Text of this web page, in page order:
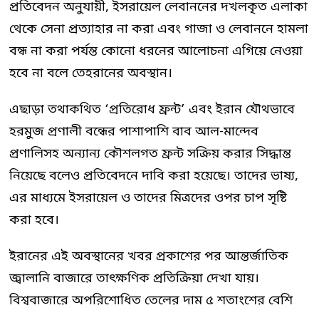
প্রতিবেদন অনুযায়ী, ইসরায়েল লেবাননের দখলকৃত এলাকা
থেকে সেনা প্রত্যাহার না করা এবং গাজা ও লেবাননে হামলা
বন্ধ না করা পর্যন্ত কোনো ধরনের আলোচনা এগিয়ে নেওয়া
হবে না বলে তেহরানের অবস্থান।
এছাড়া তথাকথিত ‘প্রতিরোধ ফ্রন্ট’ এবং ইরান যৌথভাবে
হরমুজ প্রণালী বন্ধের পাশাপাশি বাব আল-মান্দেব
প্রণালিসহ অন্যান্য কৌশলগত ফ্রন্ট সক্রিয় করার সিদ্ধান্ত
নিয়েছে বলেও প্রতিবেদনে দাবি করা হয়েছে। তাদের ভাষ্য,
এর মাধ্যমে ইসরায়েল ও তাদের মিত্রদের ওপর চাপ সৃষ্টি
করা হবে।
ইরানের এই অবস্থানের খবর প্রকাশের পর আন্তর্জাতিক
জ্বালানি বাজারে তাৎক্ষণিক প্রতিক্রিয়া দেখা যায়।
বিশ্ববাজারে অপরিশোধিত তেলের দাম ৫ শতাংশের বেশি